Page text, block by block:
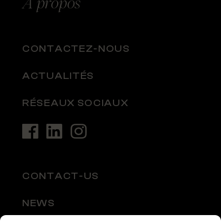
À propos
CONTACTEZ-NOUS
ACTUALITÉS
RÉSEAUX SOCIAUX
CONTACT-US
NEWS